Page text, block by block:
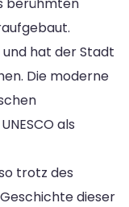
hat der Stadt
Die moderne
als
trotz des
dieser